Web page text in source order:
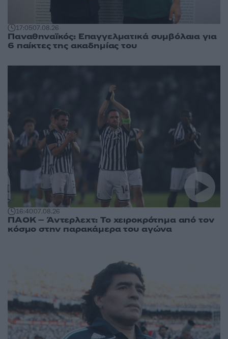
17:0507.08.26
Παναθηναϊκός: Επαγγελματικά συμβόλαια για
6 παίκτες της ακαδημίας του
16:4007.08.26
ΠΑΟΚ – Άντερλεχτ: Το χειροκρότημα από τον
κόσμο στην παρακάμερα του αγώνα